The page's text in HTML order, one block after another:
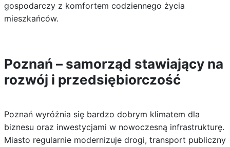
gospodarczy z komfortem codziennego życia
mieszkańców.
Poznań – samorząd stawiający na
rozwój i przedsiębiorczość
Poznań wyróżnia się bardzo dobrym klimatem dla
biznesu oraz inwestycjami w nowoczesną infrastrukturę.
Miasto regularnie modernizuje drogi, transport publiczny